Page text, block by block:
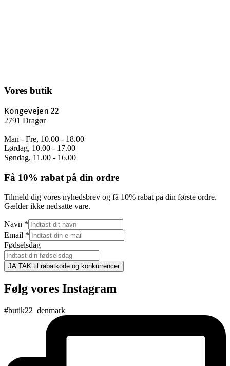
Vores butik
Kongevejen 22
2791 Dragør
Man - Fre, 10.00 - 18.00
Lørdag, 10.00 - 17.00
Søndag, 11.00 - 16.00
Få 10% rabat på din ordre
Tilmeld dig vores nyhedsbrev og få 10% rabat på din første ordre.
Gælder ikke nedsatte vare.
Navn *
Email *
Fødselsdag
JA TAK til rabatkode og konkurrencer
Følg vores Instagram
#butik22_denmark